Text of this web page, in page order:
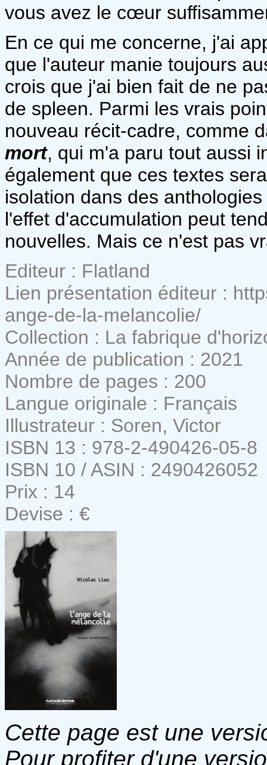
vous avez le cœur
En ce qui me concerne, j'ai
que l'auteur manie toujours
crois que j'ai bien fait de ne
de spleen. Parmi les vrais
nouveau récit-cadre, comme
mort, qui m'a paru tout aussi
également que ces textes
isolation dans des
l'effet d'accumulation peut
nouvelles. Mais ce n'est pas
Editeur : Flatland
Lien présentation éditeur :
ange-de-la-melancolie/
Collection : La fabrique
Année de publication : 2021
Nombre de pages : 200
Langue originale : Français
Illustrateur : Soren, Victor
ISBN 13 : 978-2-490426-05-8
ISBN 10 / ASIN : 2490426052
Prix : 14
Devise : €
Cette page est une
Pour profiter d'une